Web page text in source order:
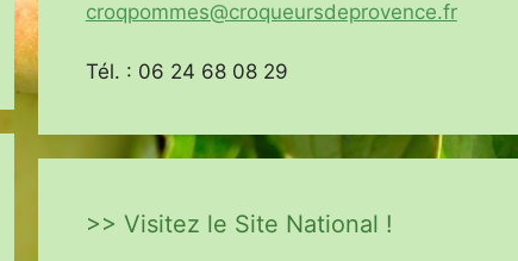
croqpommes@croqueursdeprovence.fr
Tél. : 06 24 68 08 29
>> Visitez le Site National !